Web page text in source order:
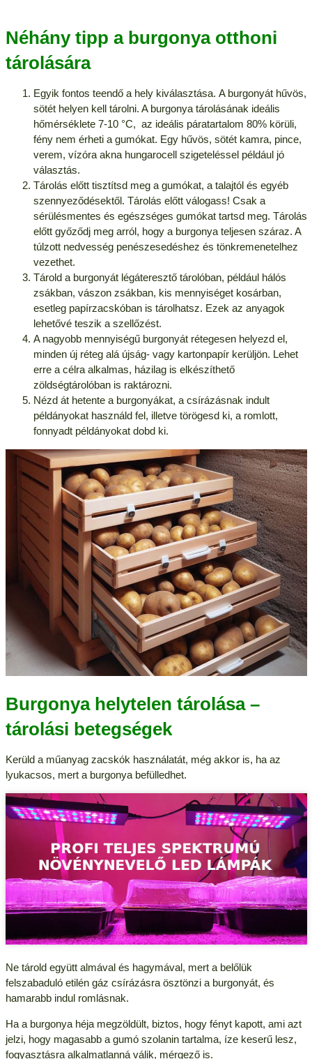
Néhány tipp a burgonya otthoni
tárolására
Egyik fontos teendő a hely kiválasztása. A burgonyát hűvös,
sötét helyen kell tárolni. A burgonya tárolásának ideális
hőmérséklete 7-10 °C, az ideális páratartalom 80% körüli,
fény nem érheti a gumókat. Egy hűvös, sötét kamra, pince,
verem, vízóra akna hungarocell szigeteléssel például jó
választás.
Tárolás előtt tisztítsd meg a gumókat, a talajtól és egyéb
szennyeződésektől. Tárolás előtt válogass! Csak a
sérülésmentes és egészséges gumókat tartsd meg. Tárolás
előtt győződj meg arról, hogy a burgonya teljesen száraz. A
túlzott nedvesség penészesedéshez és tönkremenetelhez
vezethet.
Tárold a burgonyát légáteresztő tárolóban, például hálós
zsákban, vászon zsákban, kis mennyiséget kosárban,
esetleg papírzacskóban is tárolhatsz. Ezek az anyagok
lehetővé teszik a szellőzést.
A nagyobb mennyiségű burgonyát rétegesen helyezd el,
minden új réteg alá újság- vagy kartonpapír kerüljön. Lehet
erre a célra alkalmas, házilag is elkészíthető
zöldségtárolóban is raktározni.
Nézd át hetente a burgonyákat, a csírázásnak indult
példányokat használd fel, illetve törögesd ki, a romlott,
fonnyadt példányokat dobd ki.
Burgonya helytelen tárolása –
tárolási betegségek
Kerüld a műanyag zacskók használatát, még akkor is, ha az
lyukacsos, mert a burgonya befülledhet.
Ne tárold együtt almával és hagymával, mert a belőlük
felszabaduló etilén gáz csírázásra ösztönzi a burgonyát, és
hamarabb indul romlásnak.
Ha a burgonya héja megzöldült, biztos, hogy fényt kapott, ami azt
jelzi, hogy magasabb a gumó szolanin tartalma, íze keserű lesz,
fogyasztásra alkalmatlanná válik, mérgező is.